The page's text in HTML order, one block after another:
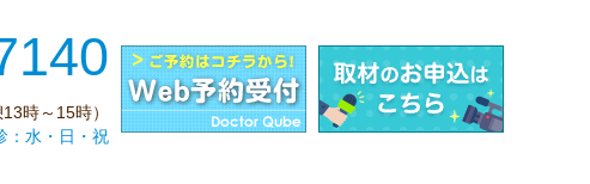
時～15時）
：水・日・祝